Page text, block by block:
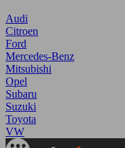
Audi
Citroen
Ford
Mercedes-Benz
Mitsubishi
Opel
Subaru
Suzuki
Toyota
VW